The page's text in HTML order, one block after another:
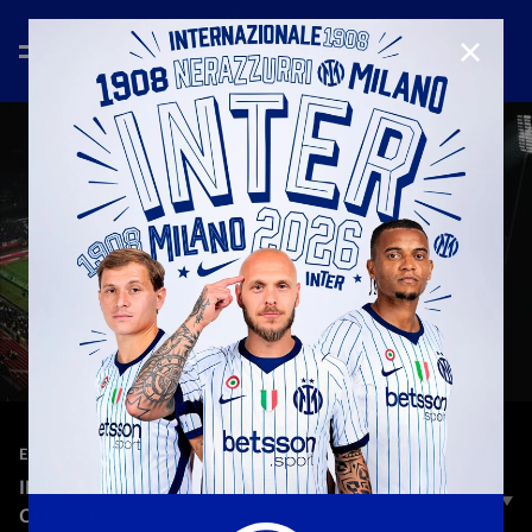
EXTENDED HIGHLIGHTS— 5 feb 2026
INTER 2-1 TORINO | EXTENDED HIGHLIGHTS |
COPPA ITALIA 25/26